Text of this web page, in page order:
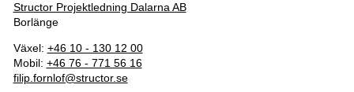
Structor Projektledning Dalarna AB
Borlänge
Växel: +46 10 - 130 12 00
Mobil: +46 76 - 771 56 16
filip.fornlof@structor.se